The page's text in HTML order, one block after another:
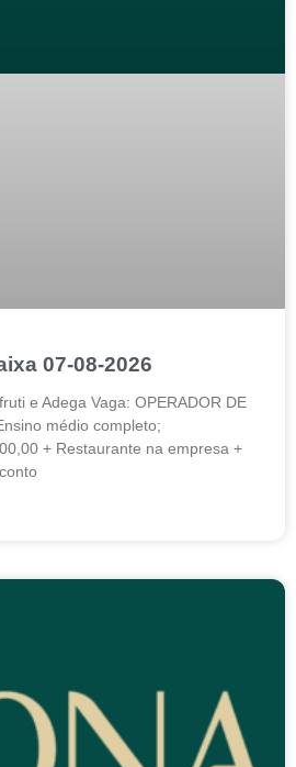
07-08-2026
e Adega Vaga: OPERADOR DE
médio completo;
+ Restaurante na empresa +